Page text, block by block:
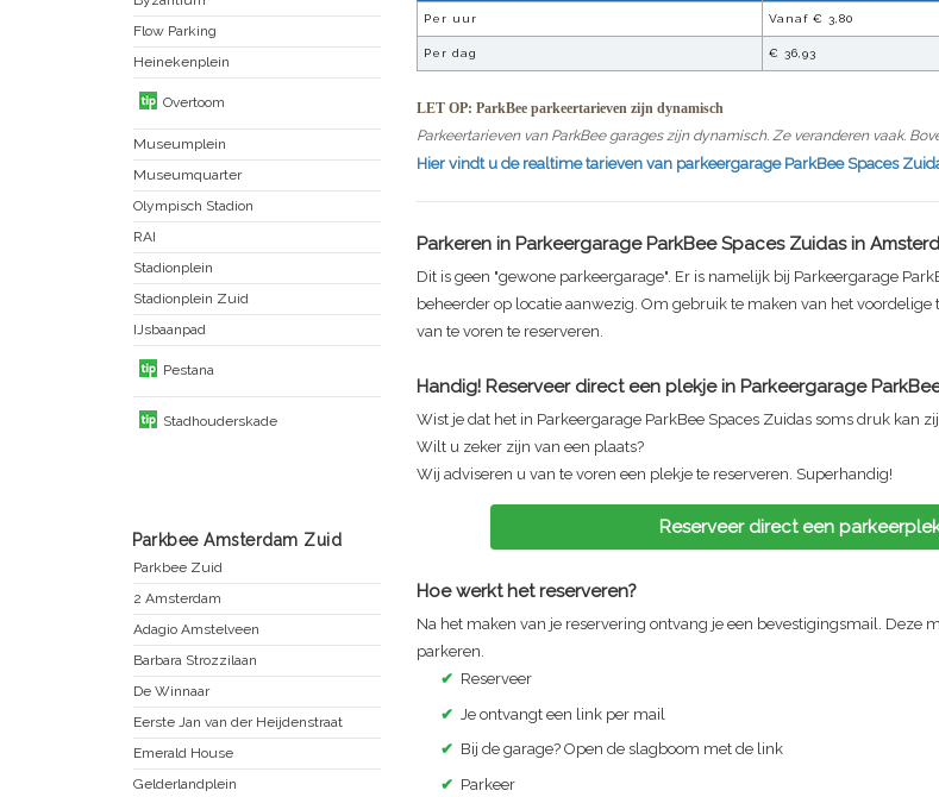
Per uur Vanaf € 3,80
Per dag € 36,93
LET OP: ParkBee parkeertarieven zijn dynamisch
Parkeertarieven van ParkBee garages zijn dynamisch. Ze veranderen vaak.
Hier vindt u de realtime tarieven van parkeergarage ParkBee Spaces
Parkeren in Parkeergarage ParkBee Spaces Zuidasin
Dit is geen "gewone parkeergarage". Er is namelijk bij Parkeergarage
beheerder op locatie aanwezig. Om gebruik te maken van het
van te voren te reserveren.
Handig! Reserveer direct een plekje in Parkeergarage
Wist je dat het in Parkeergarage ParkBee Spaces Zuidas soms druk kan
Wilt u zeker zijn van een plaats?
Wij adviseren u van te voren een plekje te reserveren. Superhandig!
Reserveer direct een
Hoe werkt het reserveren?
Na het maken van je reservering ontvang je een bevestigingsmail. Deze
parkeren.
✔ Reserveer
✔
Je ontvangt een link per mail
✔ Bij de garage? Open de slagboom met de link
✔ Parkeer
Flow Parking
Heinekenplein
Overtoom
Museumplein
Museumquarter
Olympisch Stadion
RAI
Stadionplein
Stadionplein Zuid
IJsbaanpad
Pestana
Stadhouderskade
Parkbee Amsterdam Zuid
Parkbee Zuid
2 Amsterdam
Adagio Amstelveen
Barbara Strozzilaan
De Winnaar
Eerste Jan van der Heijdenstraat
Emerald House
Gelderlandplein